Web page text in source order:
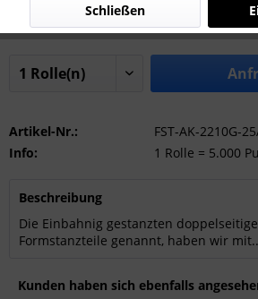
Artikel-Nr.:
FST-AK-2210G-
Info:
1 Rolle = 5.000
Beschreibung
Die Einbahnig gestanzten
Formstanzteile genannt, haben wir
Kunden haben sich ebenfalls
Schließen